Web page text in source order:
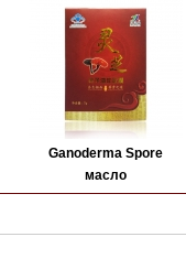
Ganoderma Spore
масло